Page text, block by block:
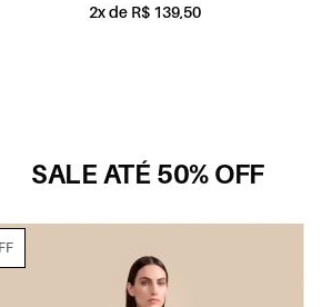
2x de R$ 139,50
SALE ATÉ 50% OFF